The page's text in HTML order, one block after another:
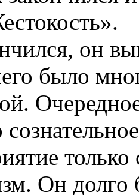
он
было
Он